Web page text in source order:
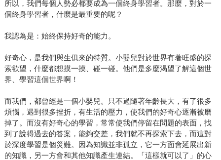
所以，我們每個人勢必都要成為一個終身學習者。那麼，對於一
個終身學習者，什麼是最重要的呢？
我認為是：始終保持好奇的能力。
好奇心，是我們與生俱來的特質。小嬰兒對於世界有著旺盛的探
索欲望，什麼都想摸一摸、碰一碰。他們是多麼渴望了解這個世
界、學習這個世界啊！
而我們，都曾經是一個小嬰兒。只不過隨著年齡長大，有了很多
煩惱，遇到很多挫折，有生活的壓力，使我們的好奇心逐漸被磨
掉了。而沒有好奇心的學習，常常使我們停留在問題的表面，找
到了說得過去的答案，能夠交差，我們就不再探索下去，而這對
於深度學習是個災難。因為知識並非孤立，它一方面會延展出新
的知識，另一方會和其他知識產生連結。「這樣就可以了」的心